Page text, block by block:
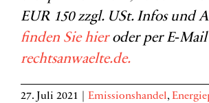
EUR 150 zzgl. USt. Infos und
finden Sie hieroder per E‑Mail
rechtsanwaelte.de.
27. Juli 2021 Emissionshandel,